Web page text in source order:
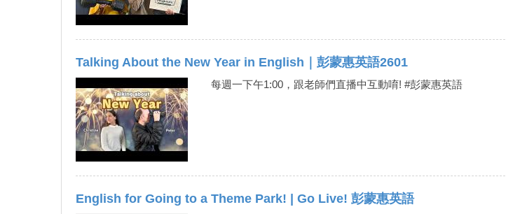
Talking About the New Year in English｜彭蒙惠英語2601
每週一下午1:00，跟老師們直播中互動唷! #彭蒙惠英語
English for Going to a Theme Park! | Go Live! 彭蒙惠英語